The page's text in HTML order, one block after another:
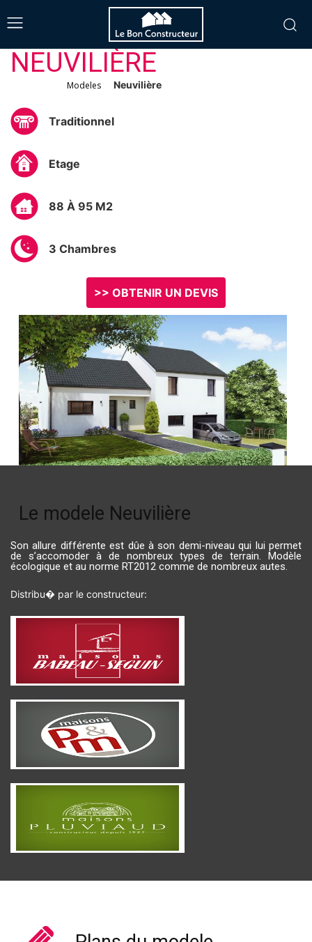
NEUVILIÈRE
Modeles Neuvilière
Traditionnel
Etage
88 À 95 M2
3 Chambres
>> OBTENIR UN DEVIS
Le modele Neuvilière
Son allure différente est dûe à son demi-niveau qui lui permet
de s’accomoder à de nombreux types de terrain. Modèle
écologique et au norme RT2012 comme de nombreux autes.
Distribu� par le constructeur: